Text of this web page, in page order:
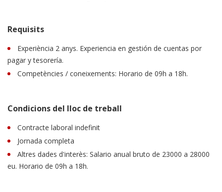
Requisits
Experiència 2 anys. Experiencia en gestión de cuentas por
pagar y tesorería.
Competències / coneixements: Horario de 09h a 18h.
Condicions del lloc de treball
Contracte laboral indefinit
Jornada completa
Altres dades d'interès: Salario anual bruto de 23000 a 28000
eu. Horario de 09h a 18h.